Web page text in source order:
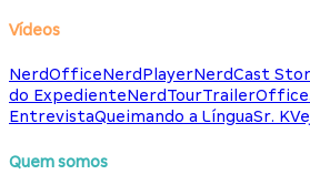
Vídeos
NerdOfficeNerdPlayerNerdCast
do ExpedienteNerdTourTrailerOffice
EntrevistaQueimando a LínguaSr. K
Quem somos